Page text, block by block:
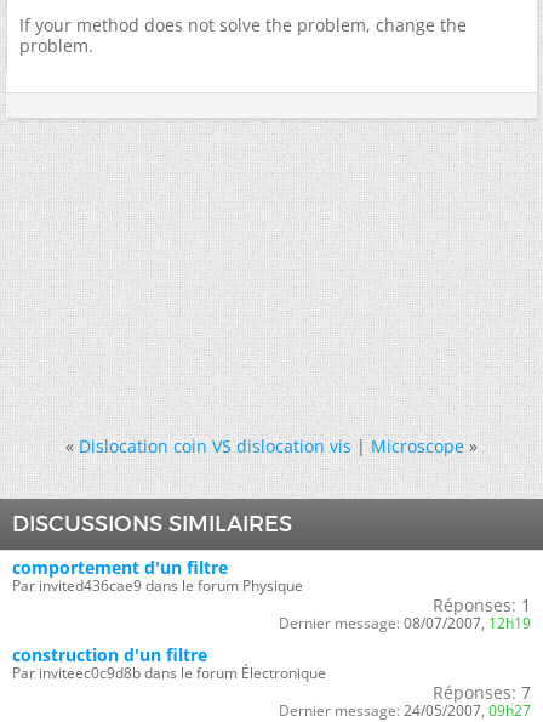
If your method does not solve the problem, change the
problem.
« Dislocation coin VS dislocation vis|Microscope »
DISCUSSIONS SIMILAIRES
comportement d'un filtre
Par invited436cae9 dans le forum Physique
Réponses: 1
Dernier message: 08/07/2007, 12h19
construction d'un filtre
Par inviteec0c9d8b dans le forum Électronique
Réponses: 7
Dernier message: 24/05/2007, 09h27